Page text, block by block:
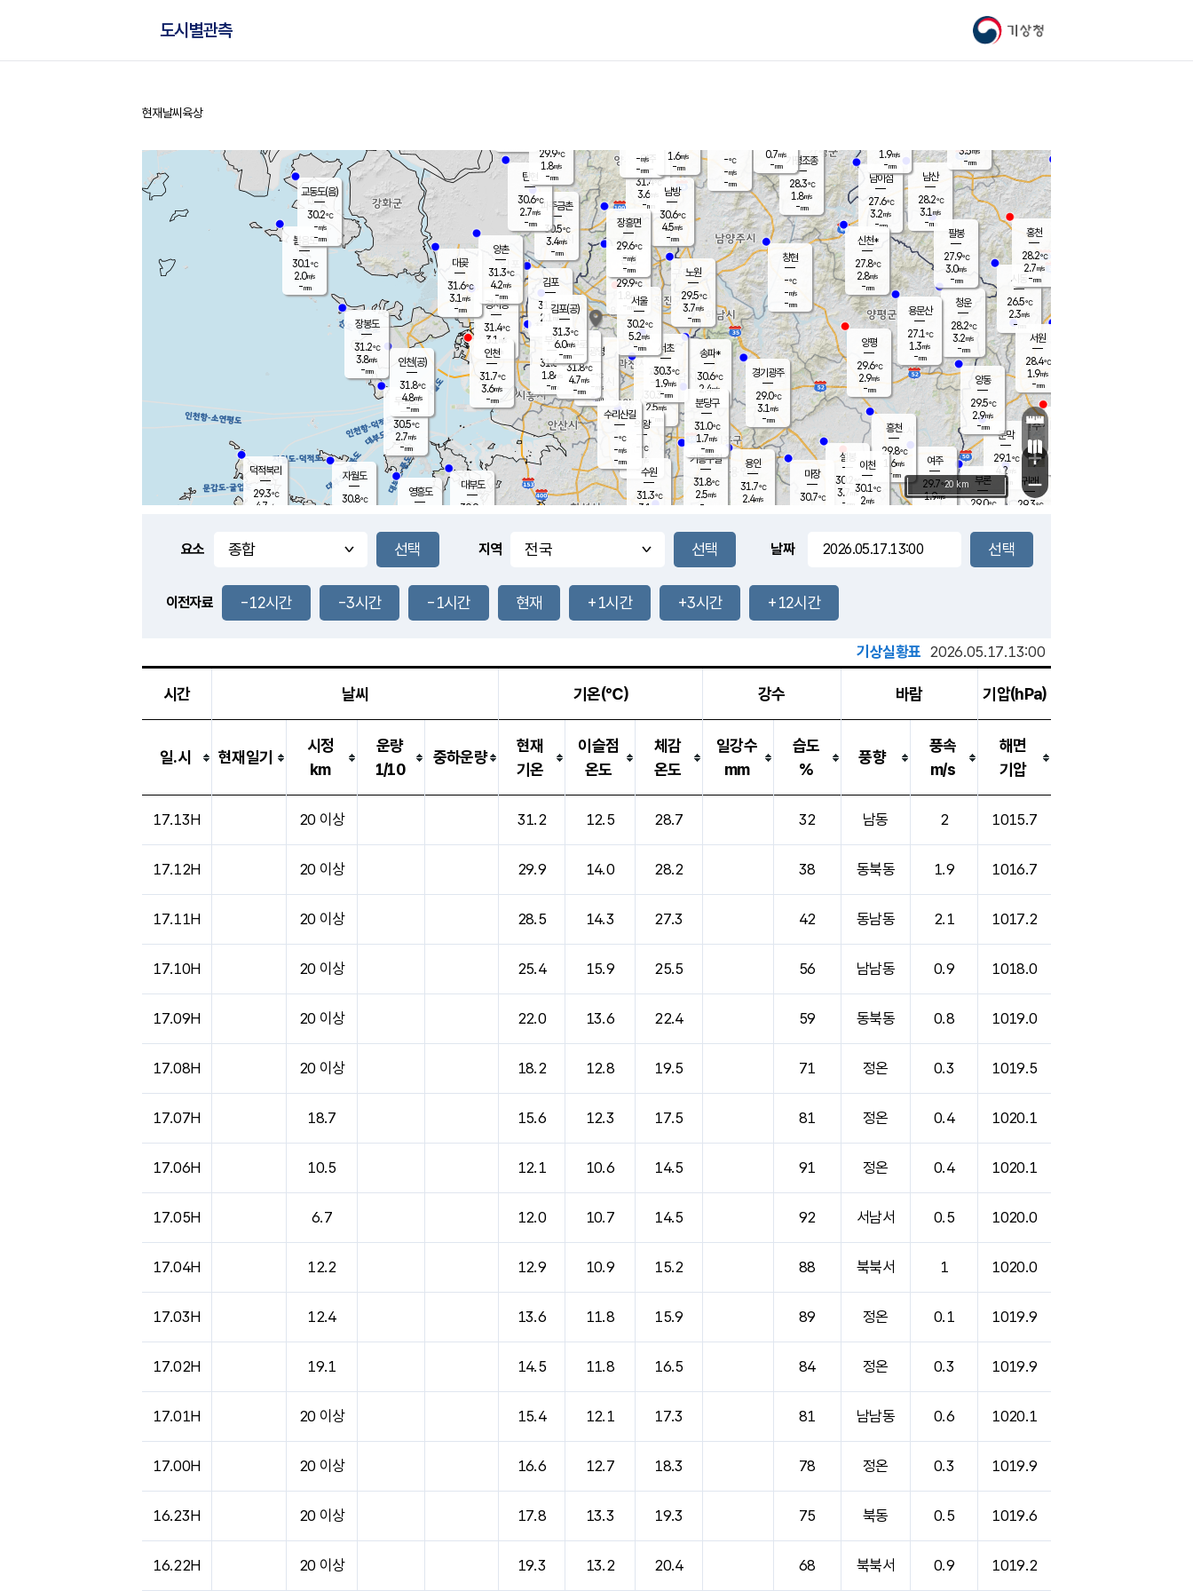
기상청
도시별관측
홈
현재날씨 육상
풍도
3.0m/s
문막
29.1℃
4.2m/s
mm
남이섬
27.6℃
3.2m/s
-mm
무의도
30.5℃
2.7m/s
-mm
영흥도
볼음도
30.1℃
2.0m/s
-mm
자월도
30.8℃
양주
31.4℃
3.6
-mm
부론
29.0℃
과천
30.3℃
2.5m/s
- mm
남산
28.2℃
3.1 m/s
-mm
장봉도
31.2℃
3.8m/s
-mm
-mm
청운
28.2℃
3.2m/s
-mm
팔봉
27.9℃
3.0m/s
-mm
-mm
용인
31.7℃
2.4m/s
여주
29.7℃
1.9m/s
양동
29.5℃
2.9m/s
-mm
경기광주
29.0℃
3.1 m/s
-mm
장호원
1.9m/s
-mm
31.3
℃
대부도
30.9
-
경서동
31.4℃
3.1 m/s
-mm
파주금촌
30.5℃
3.4m/s
-mm
가평조종
28.3℃
1.8m/s
-mm
-℃
-m/s
-mm
대곶
31.6℃
3.1 m/s
-mm
신천*
27.8℃
2.8m/s
-mm
창현
-℃
-m/s
-mm
탄현
30.6℃
2.7m/s
-mm
0.7m/s
-mm
31.5℃
1.6m/s
-mm
흥천
29.8℃
1.6m/s
-mm
마장
30.7℃
의왕
- ℃
m/s
mm
김포
31.5℃
2.1 m/s
mm
설봉
30.2
3.7 m/s
- mm
광명
- ℃
-m/s
-mm
부천
31.6℃
1.8m/s
-mm
-mm
양촌
31.3℃
4.2m/s
-mm
구로
31.8℃
4.7m/s
-mm
은평
29.9℃
1.8 m/s
- mm
노원
29.5℃
3.7m/s
-mm
송파*
30.6℃
2.4m/s
-mm
서초
30.3℃
1.9m/s
-mm
남방
30.6℃
4.5m/s
-mm
기흥구갈
31.8℃
2.5m/s
-
수리산길
-℃
-m/s
-mm
분당구
31.0℃
1.7m/s
-mm
장흥면
29.6℃
-m/s
-mm
-m/s
-mm
시동
26.5℃
2.3m/s
- mm
귀래
29.3℃
서원
28.4℃
1.9m/s
-mm
용문산
27.1℃
1.3m/s
-mm
덕적북리
29.3℃
4.7 m/s
인천(공)
31.8℃
4.8m/s
-mm
김포(공)
31.3℃
6.0m/s
-mm
교동도(음)
30.2℃
-m/s
-mm
홍천
28.2℃
2.7m/s
-mm
이천
30.1℃
2m/s
양평
29.6℃
2.9m/s
-mm
수원
31.3℃
3.1 m/s
인천
31.7℃
3.6m/s
-mm
서울
30.2℃
5.2m/s
-mm
3.5m/s
-mm
29.9℃
1.8m/s
-mm
1.6m/s
-mm
+
−
20 km
요소 지역 날짜
이전자료 -12시간 -3시간 -1시간 현재 +1시간 +3시간 +12시간
기상실황표 2026.05.17.13:00
시간 날씨 기온(℃) 강수 바람 기압(hPa)
일.시 현재일기
시정
km
운량
1/10
중하운량
현재
기온
이슬점
온도
체감
온도
일강수
mm
습도
%
풍향
풍속
m/s
해면
기압
17.13H 20 이상 31.2 12.5 28.7 32 남동 2 1015.7
17.12H 20 이상 29.9 14.0 28.2 38 동북동 1.9 1016.7
17.11H 20 이상 28.5 14.3 27.3 42 동남동 2.1 1017.2
17.10H 20 이상 25.4 15.9 25.5 56 남남동 0.9 1018.0
17.09H 20 이상 22.0 13.6 22.4 59 동북동 0.8 1019.0
17.08H 20 이상 18.2 12.8 19.5 71 정온 0.3 1019.5
17.07H 18.7 15.6 12.3 17.5 81 정온 0.4 1020.1
17.06H 10.5 12.1 10.6 14.5 91 정온 0.4 1020.1
17.05H 6.7 12.0 10.7 14.5 92 서남서 0.5 1020.0
17.04H 12.2 12.9 10.9 15.2 88 북북서 1 1020.0
17.03H 12.4 13.6 11.8 15.9 89 정온 0.1 1019.9
17.02H 19.1 14.5 11.8 16.5 84 정온 0.3 1019.9
17.01H 20 이상 15.4 12.1 17.3 81 남남동 0.6 1020.1
17.00H 20 이상 16.6 12.7 18.3 78 정온 0.3 1019.9
16.23H 20 이상 17.8 13.3 19.3 75 북동 0.5 1019.6
16.22H 20 이상 19.3 13.2 20.4 68 북북서 0.9 1019.2